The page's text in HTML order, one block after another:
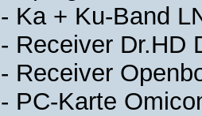
- Ka + Ku-Band
- Receiver Dr.HD
- Receiver
- PC-Karte